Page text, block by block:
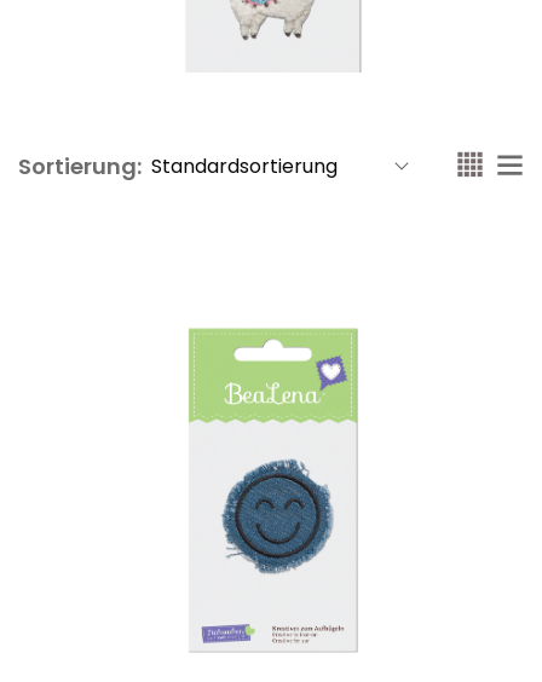
Sortierung: